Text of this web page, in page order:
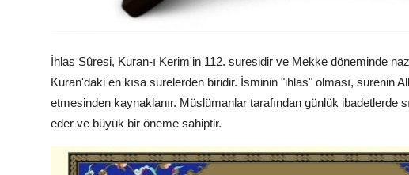
İhlas Sûresi, Kuran-ı Kerim'in 112. suresidir ve Mekke döneminde
Kuran'daki en kısa surelerden biridir. İsminin "ihlas" olması, surenin
etmesinden kaynaklanır. Müslümanlar tarafından günlük ibadetlerde
eder ve büyük bir öneme sahiptir.